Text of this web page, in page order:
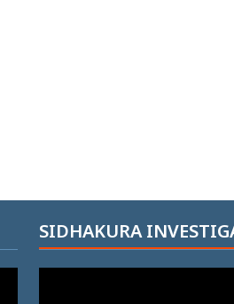
SIDHAKURA